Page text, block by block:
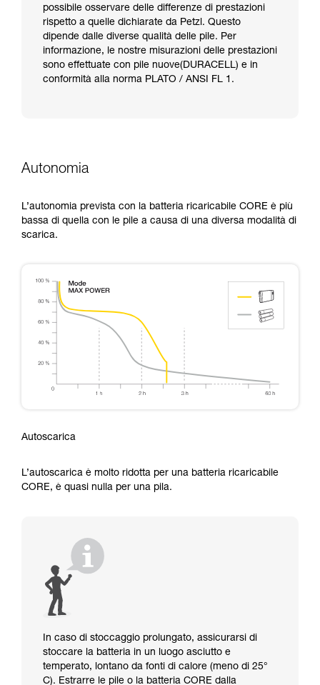
possibile osservare delle differenze di prestazioni
rispetto a quelle dichiarate da Petzl. Questo
dipende dalle diverse qualità delle pile. Per
informazione, le nostre misurazioni delle prestazioni
sono effettuate con pile nuove(DURACELL) e in
conformità alla norma PLATO / ANSI FL 1.
Autonomia
L’autonomia prevista con la batteria ricaricabile CORE è più
bassa di quella con le pile a causa di una diversa modalità di
scarica.
Autoscarica
L’autoscarica è molto ridotta per una batteria ricaricabile
CORE, è quasi nulla per una pila.
In caso di stoccaggio prolungato, assicurarsi di
stoccare la batteria in un luogo asciutto e
temperato, lontano da fonti di calore (meno di 25°
C). Estrarre le pile o la batteria CORE dalla